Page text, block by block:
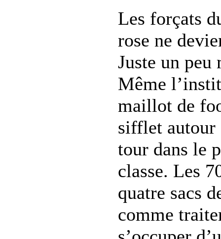
Les forçats
rose ne
Juste un peu
Même
maillot de
sifflet autour
tour dans le
classe. Les
quatre sacs
comme